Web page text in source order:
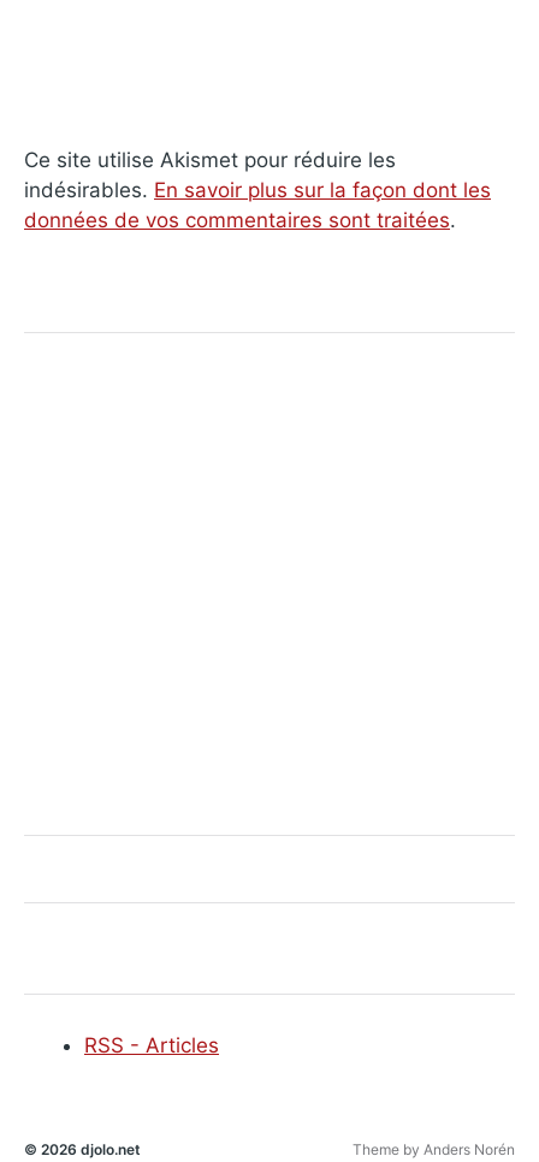
Ce site utilise Akismet pour réduire les
indésirables. En savoir plus sur la façon dont les
données de vos commentaires sont traitées.
RSS - Articles
© 2026 djolo.net Theme by Anders Norén